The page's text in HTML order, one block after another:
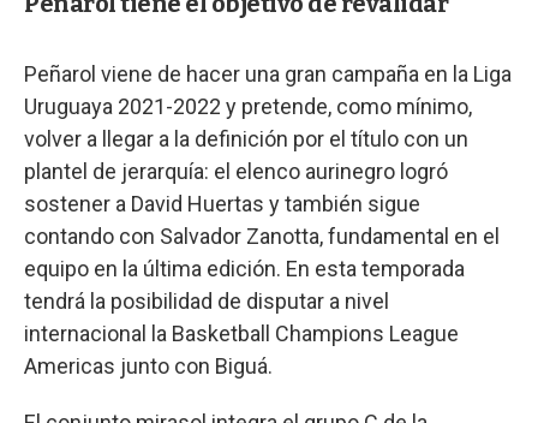
Peñarol viene de hacer una gran campaña en la Liga
Uruguaya 2021-2022 y pretende, como mínimo,
volver a llegar a la definición por el título con un
plantel de jerarquía: el elenco aurinegro logró
sostener a David Huertas y también sigue
contando con Salvador Zanotta, fundamental en el
equipo en la última edición. En esta temporada
tendrá la posibilidad de disputar a nivel
internacional la Basketball Champions League
Americas junto con Biguá.